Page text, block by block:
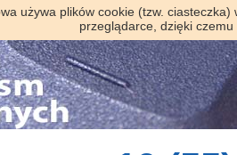
używa plików cookie (tzw.
przeglądarce, dzięki